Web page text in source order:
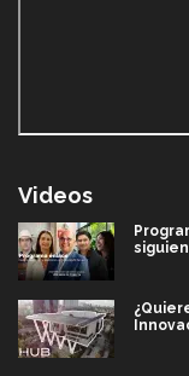
Videos